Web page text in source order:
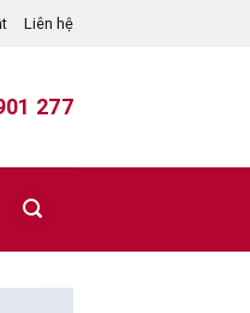
Liên hệ
277